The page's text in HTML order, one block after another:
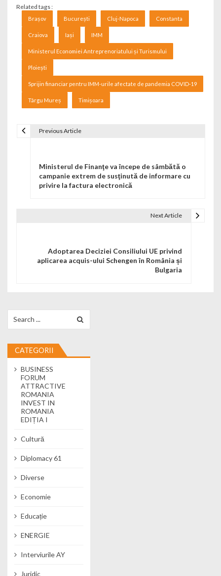
Related tags :
Brașov București Cluj-Napoca Constanta
Craiova Iași IMM
Ministerul Economiei Antreprenoriatului și Turismului
Ploiești
Sprijin financiar pentru IMM-urile afectate de pandemia COVID-19
Târgu Mureș Timișoara
Previous Article
Ministerul de Finanţe va începe de sâmbătă o
campanie extrem de susţinută de informare cu
privire la factura electronică
Next Article
Adoptarea Deciziei Consiliului UE privind
aplicarea acquis-ului Schengen în România și
Bulgaria
CATEGORII
BUSINESS
FORUM
ATTRACTIVE
ROMANIA
INVEST IN
ROMANIA
EDIȚIA I
Cultură
Diplomacy 61
Diverse
Economie
Educație
ENERGIE
Interviurile AY
Juridic